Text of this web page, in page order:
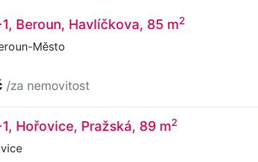
Beroun, Havlíčkova, 85 m2
Město
/za nemovitost
Hořovice, Pražská, 89 m2